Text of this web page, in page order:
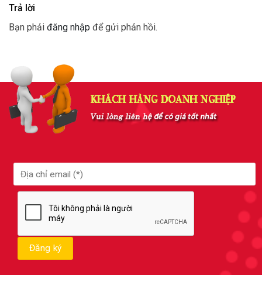
Trả lời
Bạn phải đăng nhập để gửi phản hồi.